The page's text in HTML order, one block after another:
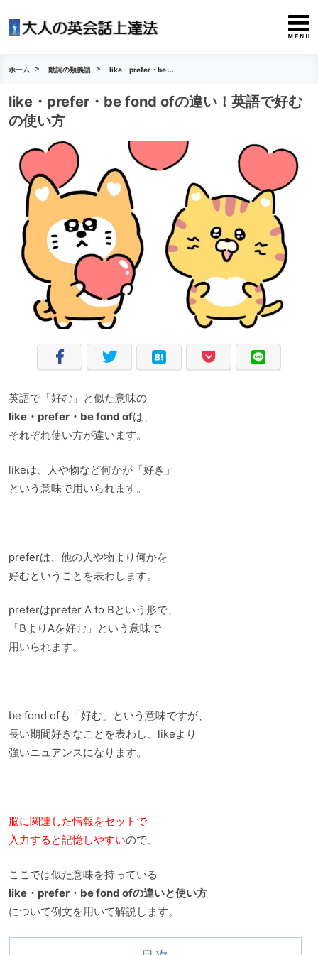
ホーム 動詞の類義語 like・prefer・be ...
like・prefer・be fond ofの違い！英語で好む
の使い方
英語で「好む」と似た意味の
like・prefer・be fond ofは、
それぞれ使い方が違います。
likeは、人や物など何かが「好き」
という意味で用いられます。
preferは、他の人や物より何かを
好むということを表わします。
preferはprefer A to Bという形で、
「BよりAを好む」という意味で
用いられます。
be fond ofも「好む」という意味ですが、
長い期間好きなことを表わし、likeより
強いニュアンスになります。
脳に関連した情報をセットで
入力すると記憶しやすいので、
ここでは似た意味を持っている
like・prefer・be fond ofの違いと使い方
について例文を用いて解説します。